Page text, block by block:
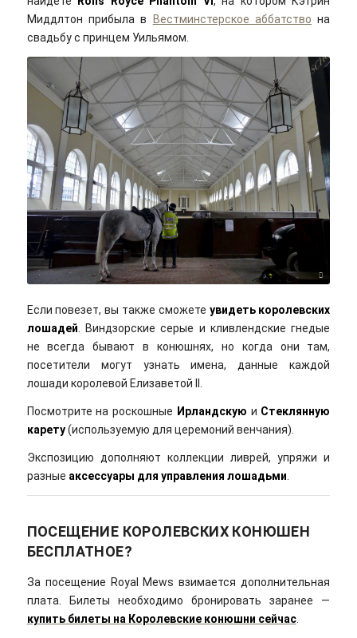
Миддлтон прибыла в
Вестминстерское аббатство на
свадьбу с принцем Уильямом.
Claire Cox/flickr/Cc-by-nd 2.0
Если повезет, вы также сможете увидеть королевских
лошадей. Виндзорские серые и кливлендские гнедые
не всегда бывают в конюшнях, но когда они там,
посетители могут узнать имена, данные каждой
лошади королевой Елизаветой II.
Посмотрите на роскошные Ирландскую и Стеклянную
карету(используемую для церемоний венчания).
Экспозицию дополняют коллекции ливрей, упряжи и
разные аксессуары для управления лошадьми
ПОСЕЩЕНИЕ КОРОЛЕВСКИХ КОНЮШЕН
БЕСПЛАТНОЕ?
За посещение Royal Mews взимается дополнительная
плата. Билеты необходимо бронировать заранее —
купить билеты на Королевские конюшни сейчас.